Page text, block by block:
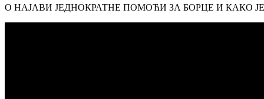
О НАЈАВИ ЈЕДНОКРАТНЕ ПОМОЋИ ЗА БОРЦЕ И КАКО